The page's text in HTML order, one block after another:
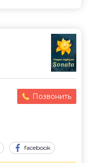
Позвонить
facebook